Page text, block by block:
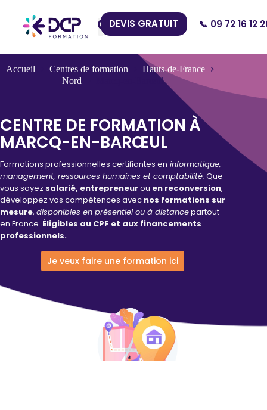
DEVIS GRATUIT 📞 09 72 16 12
Accueil Centres de formation
Hauts-de-France
Nord
Marcq-en-Barœul
CENTRE DE FORMATION À
MARCQ-EN-BARŒUL
Formations professionnelles certifiantes en informatique,
management, ressources humaines et comptabilité. Que
vous soyez salarié, entrepreneurou en reconversion,
développez vos compétences avec nos formations sur
mesure, disponibles en présentiel ou à distancepartout
en France. Éligibles au CPF et aux financements
professionnels.
Je veux faire une formation ici